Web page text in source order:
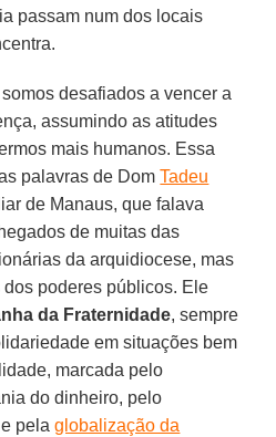
passam num dos locais
desafiados a vencer a
assumindo as atitudes
mais humanos. Essa
palavras de DomTadeu
de Manaus, que falava
de muitas das
da arquidiocese, mas
poderes públicos. Ele
da Fraternidade, sempre
em situações bem
marcada pelo
do dinheiro, pelo
e pelaglobalização da